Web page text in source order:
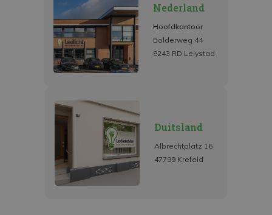
Nederland
Hoofdkantoor
Bolderweg 44
8243 RD Lelystad
Duitsland
Albrechtplatz 16
47799 Krefeld